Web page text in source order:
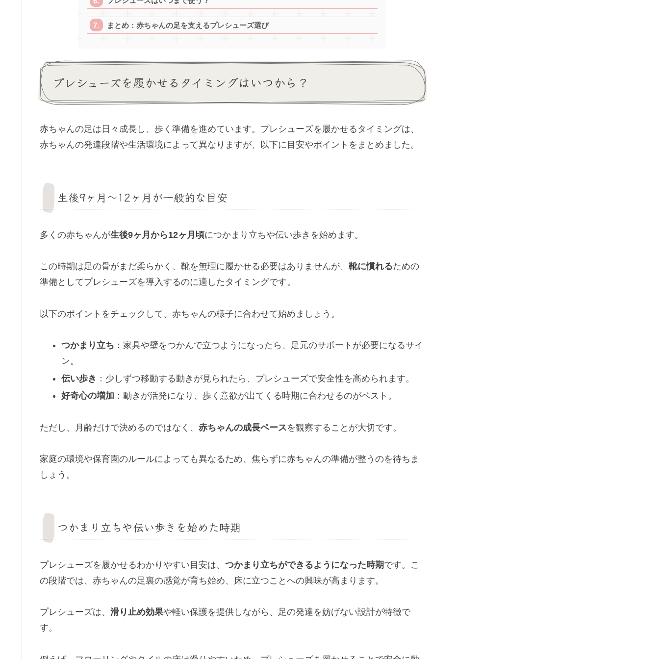
まとめ：赤ちゃんの足を支えるプレシューズ選び
プレシューズを履かせるタイミングはいつから？
赤ちゃんの足は日々成長し、歩く準備を進めています。プレシューズを履かせるタイミングは、
赤ちゃんの発達段階や生活環境によって異なりますが、以下に目安やポイントをまとめました。
生後9ヶ月〜12ヶ月が一般的な目安
多くの赤ちゃんが生後9ヶ月から12ヶ月頃につかまり立ちや伝い歩きを始めます。
この時期は足の骨がまだ柔らかく、靴を無理に履かせる必要はありませんが、 靴に慣れるための
準備としてプレシューズを導入するのに適したタイミングです。
以下のポイントをチェックして、赤ちゃんの様子に合わせて始めましょう。
つかまり立ち ：家具や壁をつかんで立つようになったら、足元のサポートが必要になるサイ
ン。
伝い歩き ：少しずつ移動する動きが見られたら、プレシューズで安全性を高められます。
好奇心の増加 ：動きが活発になり、歩く意欲が出てくる時期に合わせるのがベスト。
ただし、月齢だけで決めるのではなく、 赤ちゃんの成長ペースを観察することが大切です。
家庭の環境や保育園のルールによっても異なるため、焦らずに赤ちゃんの準備が整うのを待ちま
しょう。
つかまり立ちや伝い歩きを始めた時期
プレシューズを履かせるわかりやすい目安は、 つかまり立ちができるようになった時期です。こ
の段階では、赤ちゃんの足裏の感覚が育ち始め、床に立つことへの興味が高まります。
プレシューズは、 滑り止め効果や軽い保護を提供しながら、足の発達を妨げない設計が特徴で
す。